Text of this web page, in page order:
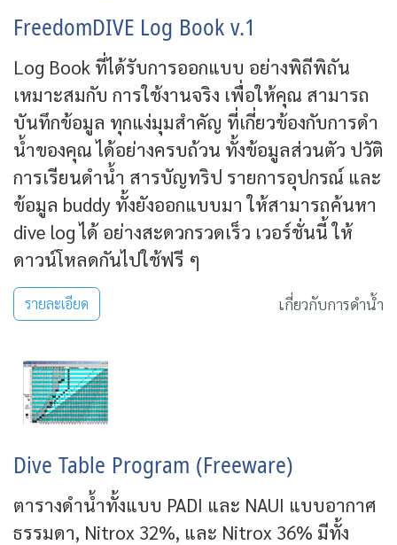
FreedomDIVE Log Book v.1
Log Book ที่ได้รับการออกแบบ อย่างพิถีพิถัน
เหมาะสมกับ การใช้งานจริง เพื่อให้คุณ สามารถ
บันทึกข้อมูล ทุกแง่มุมสำคัญ ที่เกี่ยวข้องกับการดำ
น้ำของคุณ ได้อย่างครบถ้วน ทั้งข้อมูลส่วนตัว ปวัติ
การเรียนดำน้ำ สารบัญทริป รายการอุปกรณ์ และ
ข้อมูล buddy ทั้งยังออกแบบมา ให้สามารถค้นหา
dive log ได้ อย่างสะดวกรวดเร็ว เวอร์ชั่นนี้ ให้
ดาวน์โหลดกันไปใช้ฟรี ๆ
รายละเอียด เกี่ยวกับการดำน้ำ
Dive Table Program (Freeware)
ตารางดำน้ำทั้งแบบ PADI และ NAUI แบบอากาศ
ธรรมดา, Nitrox 32%, และ Nitrox 36% มีทั้ง